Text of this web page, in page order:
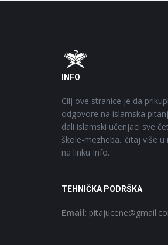
Footer
INFO
Cilj ove stranice je da
odgovore na islamska
dali islamski učenjaci sve
škole-mezheba...čitaj više u
na linku Info.
TEHNIČKA PODRŠKA
Email: